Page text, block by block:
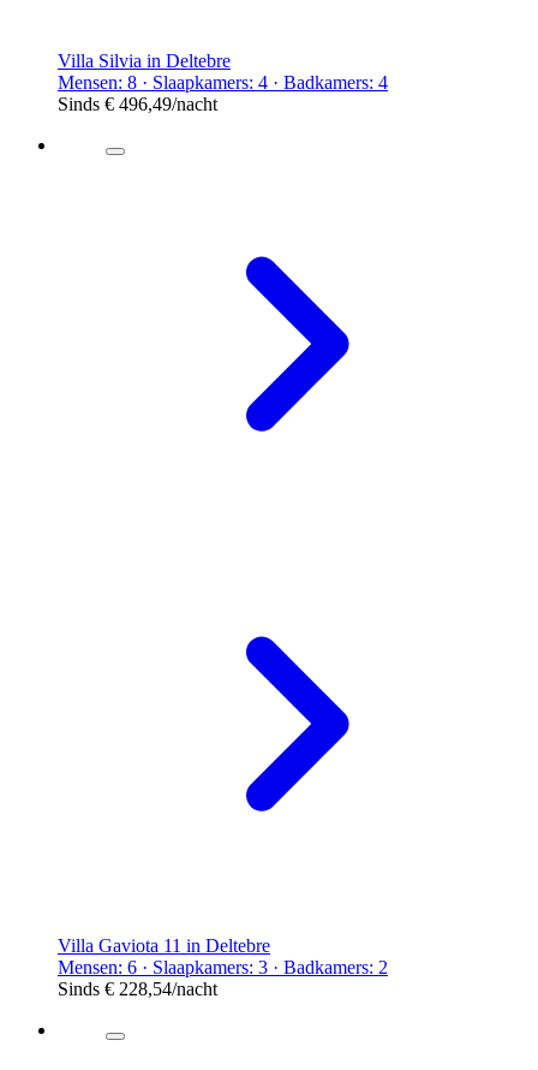
Villa Silvia in Deltebre
Mensen: 8 · Slaapkamers: 4 · Badkamers: 4
Sinds € 496,49/nacht
Villa Gaviota 11 in Deltebre
Mensen: 6 · Slaapkamers: 3 · Badkamers: 2
Sinds € 228,54/nacht